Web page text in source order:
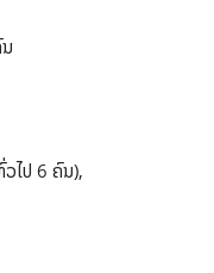
ໄປ 6 ຄົນ),